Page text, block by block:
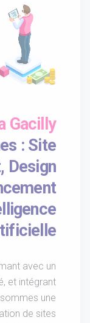
Gacilly
: Site
Design
avec un
et intégrant
une
de sites